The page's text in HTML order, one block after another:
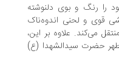
و بوی دلنوشته
و لحنی اندوه‌ناک
علاوه بر این،
سیدالشهدا (ع)